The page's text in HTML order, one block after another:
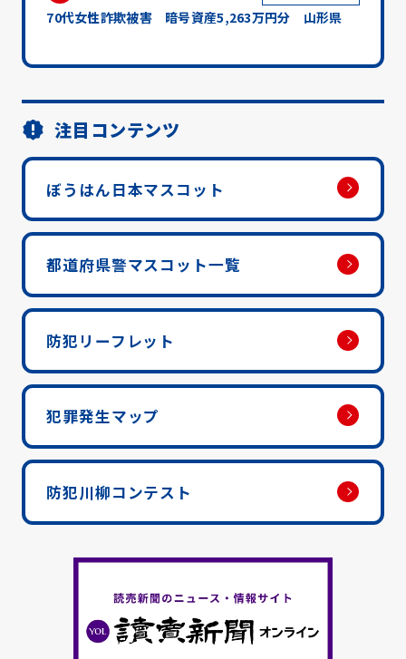
70代女性詐欺被害 暗号資産5,263万円分 山形県
注目コンテンツ
ぼうはん日本マスコット
都道府県警マスコット一覧
防犯リーフレット
犯罪発生マップ
防犯川柳コンテスト